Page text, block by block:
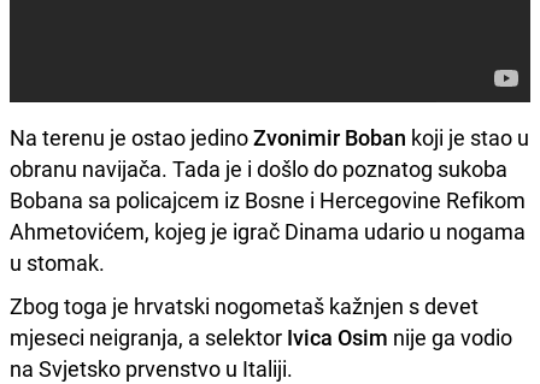
Na terenu je ostao jedinoZvonimir Boban koji je stao u
obranu navijača. Tada je i došlo do poznatog sukoba
Bobana sa policajcem iz Bosne i Hercegovine Refikom
Ahmetovićem, kojeg je igrač Dinama udario u nogama
u stomak.
Zbog toga je hrvatski nogometaš kažnjen s devet
mjeseci neigranja, a selektor Ivica Osim nije ga vodio
na Svjetsko prvenstvo u Italiji.